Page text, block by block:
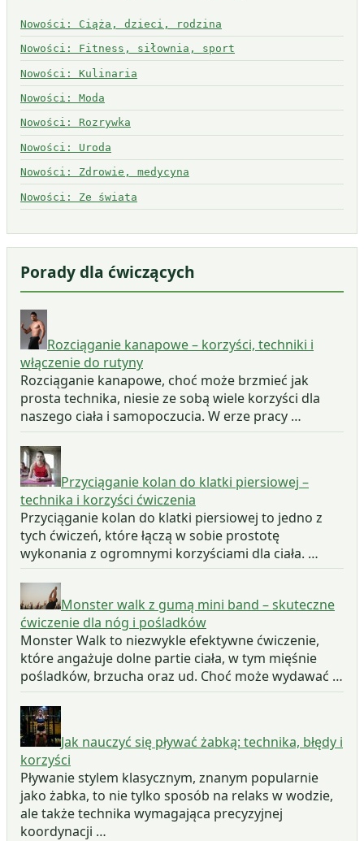
Nowości: Ciąża, dzieci, rodzina
Nowości: Fitness, siłownia, sport
Nowości: Kulinaria
Nowości: Moda
Nowości: Rozrywka
Nowości: Uroda
Nowości: Zdrowie, medycyna
Nowości: Ze świata
Porady dla ćwiczących
Rozciąganie kanapowe – korzyści, techniki i
włączenie do rutyny
Rozciąganie kanapowe, choć może brzmieć jak
prosta technika, niesie ze sobą wiele korzyści dla
naszego ciała i samopoczucia. W erze pracy …
Przyciąganie kolan do klatki piersiowej –
technika i korzyści ćwiczenia
Przyciąganie kolan do klatki piersiowej to jedno z
tych ćwiczeń, które łączą w sobie prostotę
wykonania z ogromnymi korzyściami dla ciała. …
Monster walk z gumą mini band – skuteczne
ćwiczenie dla nóg i pośladków
Monster Walk to niezwykle efektywne ćwiczenie,
które angażuje dolne partie ciała, w tym mięśnie
pośladków, brzucha oraz ud. Choć może wydawać …
Jak nauczyć się pływać żabką: technika, błędy i
korzyści
Pływanie stylem klasycznym, znanym popularnie
jako żabka, to nie tylko sposób na relaks w wodzie,
ale także technika wymagająca precyzyjnej
koordynacji …